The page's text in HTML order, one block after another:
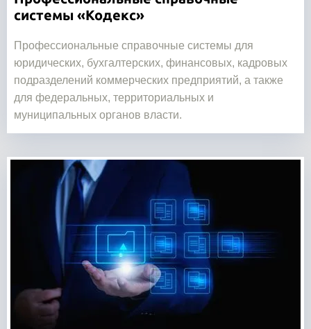
системы «Кодекс»
Профессиональные справочные системы для
юридических, бухгалтерских, финансовых, кадровых
подразделений коммерческих предприятий, а также
для федеральных, территориальных и
муниципальных органов власти.